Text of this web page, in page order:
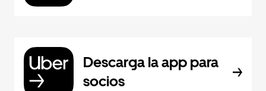
Descarga la app para
socios